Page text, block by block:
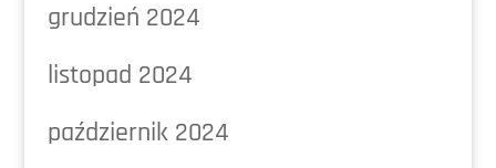
grudzień 2024
listopad 2024
październik 2024